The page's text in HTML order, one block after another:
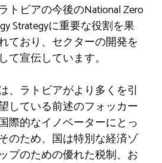
トビアの今後のNational Zero
Strategyに重要な役割を果
ており、セクターの開発を
て宣伝しています。
、ラトビアがより多くを引
している前述のフォッカー
際的なイノベーターにとっ
のため、国は特別な経済ゾ
プのための優れた税制、お